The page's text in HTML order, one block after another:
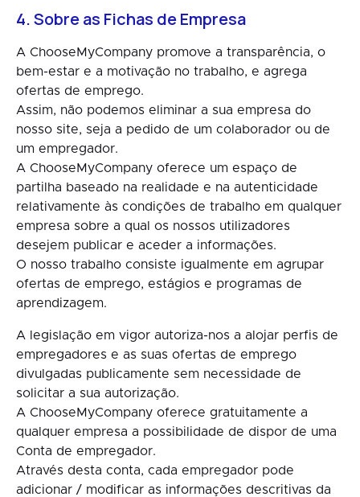
4. Sobre as Fichas de Empresa
A ChooseMyCompany promove a transparência, o
bem-estar e a motivação no trabalho, e agrega
ofertas de emprego.
Assim, não podemos eliminar a sua empresa do
nosso site, seja a pedido de um colaborador ou de
um empregador.
A ChooseMyCompany oferece um espaço de
partilha baseado na realidade e na autenticidade
relativamente às condições de trabalho em qualquer
empresa sobre a qual os nossos utilizadores
desejem publicar e aceder a informações.
O nosso trabalho consiste igualmente em agrupar
ofertas de emprego, estágios e programas de
aprendizagem.
A legislação em vigor autoriza-nos a alojar perfis de
empregadores e as suas ofertas de emprego
divulgadas publicamente sem necessidade de
solicitar a sua autorização.
A ChooseMyCompany oferece gratuitamente a
qualquer empresa a possibilidade de dispor de uma
Conta de empregador.
Através desta conta, cada empregador pode
adicionar / modificar as informações descritivas da